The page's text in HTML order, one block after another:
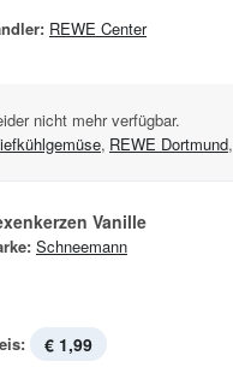
REWE Center
nicht mehr verfügbar.
, REWE Dortmund,
Vanille
Schneemann
€ 1,99